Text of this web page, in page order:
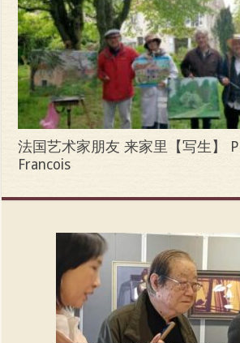
法国艺术家朋友 来家里【写生】
Francois